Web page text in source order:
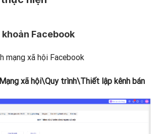
khoản Facebook
mạng xã hội Facebook
Mạng xã hội\Quy trình\Thiết lập kênh bán